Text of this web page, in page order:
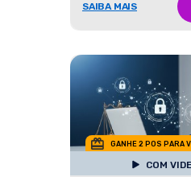
SAIBA MAIS
GANHE 2 POS PARA
COM